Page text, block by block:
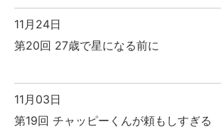
11月24日
第20回 27歳で星になる前に
11月03日
第19回 チャッピーくんが頼もしすぎる